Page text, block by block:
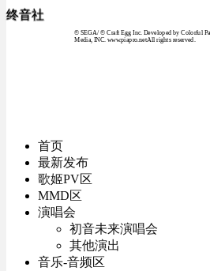
终音社
© SEGA / © Craft Egg Inc. Developed by Colorful
Media, INC. www.piapro.netAll rights reserved.
首页
最新发布
歌姬PV区
MMD区
演唱会
初音未来演唱会
其他演出
音乐-音频区